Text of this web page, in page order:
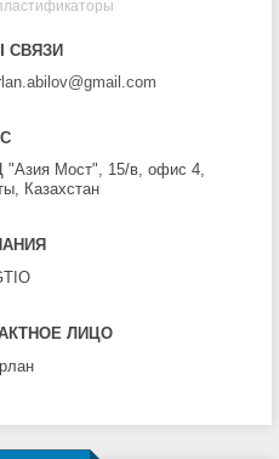
"Азия Мост", 15/в, офис 4,
Казахстан